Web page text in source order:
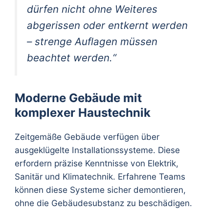
dürfen nicht ohne Weiteres
abgerissen oder entkernt werden
– strenge Auflagen müssen
beachtet werden.“
Moderne Gebäude mit
komplexer Haustechnik
Zeitgemäße Gebäude verfügen über
ausgeklügelte Installationssysteme. Diese
erfordern präzise Kenntnisse von Elektrik,
Sanitär und Klimatechnik. Erfahrene Teams
können diese Systeme sicher demontieren,
ohne die Gebäudesubstanz zu beschädigen.